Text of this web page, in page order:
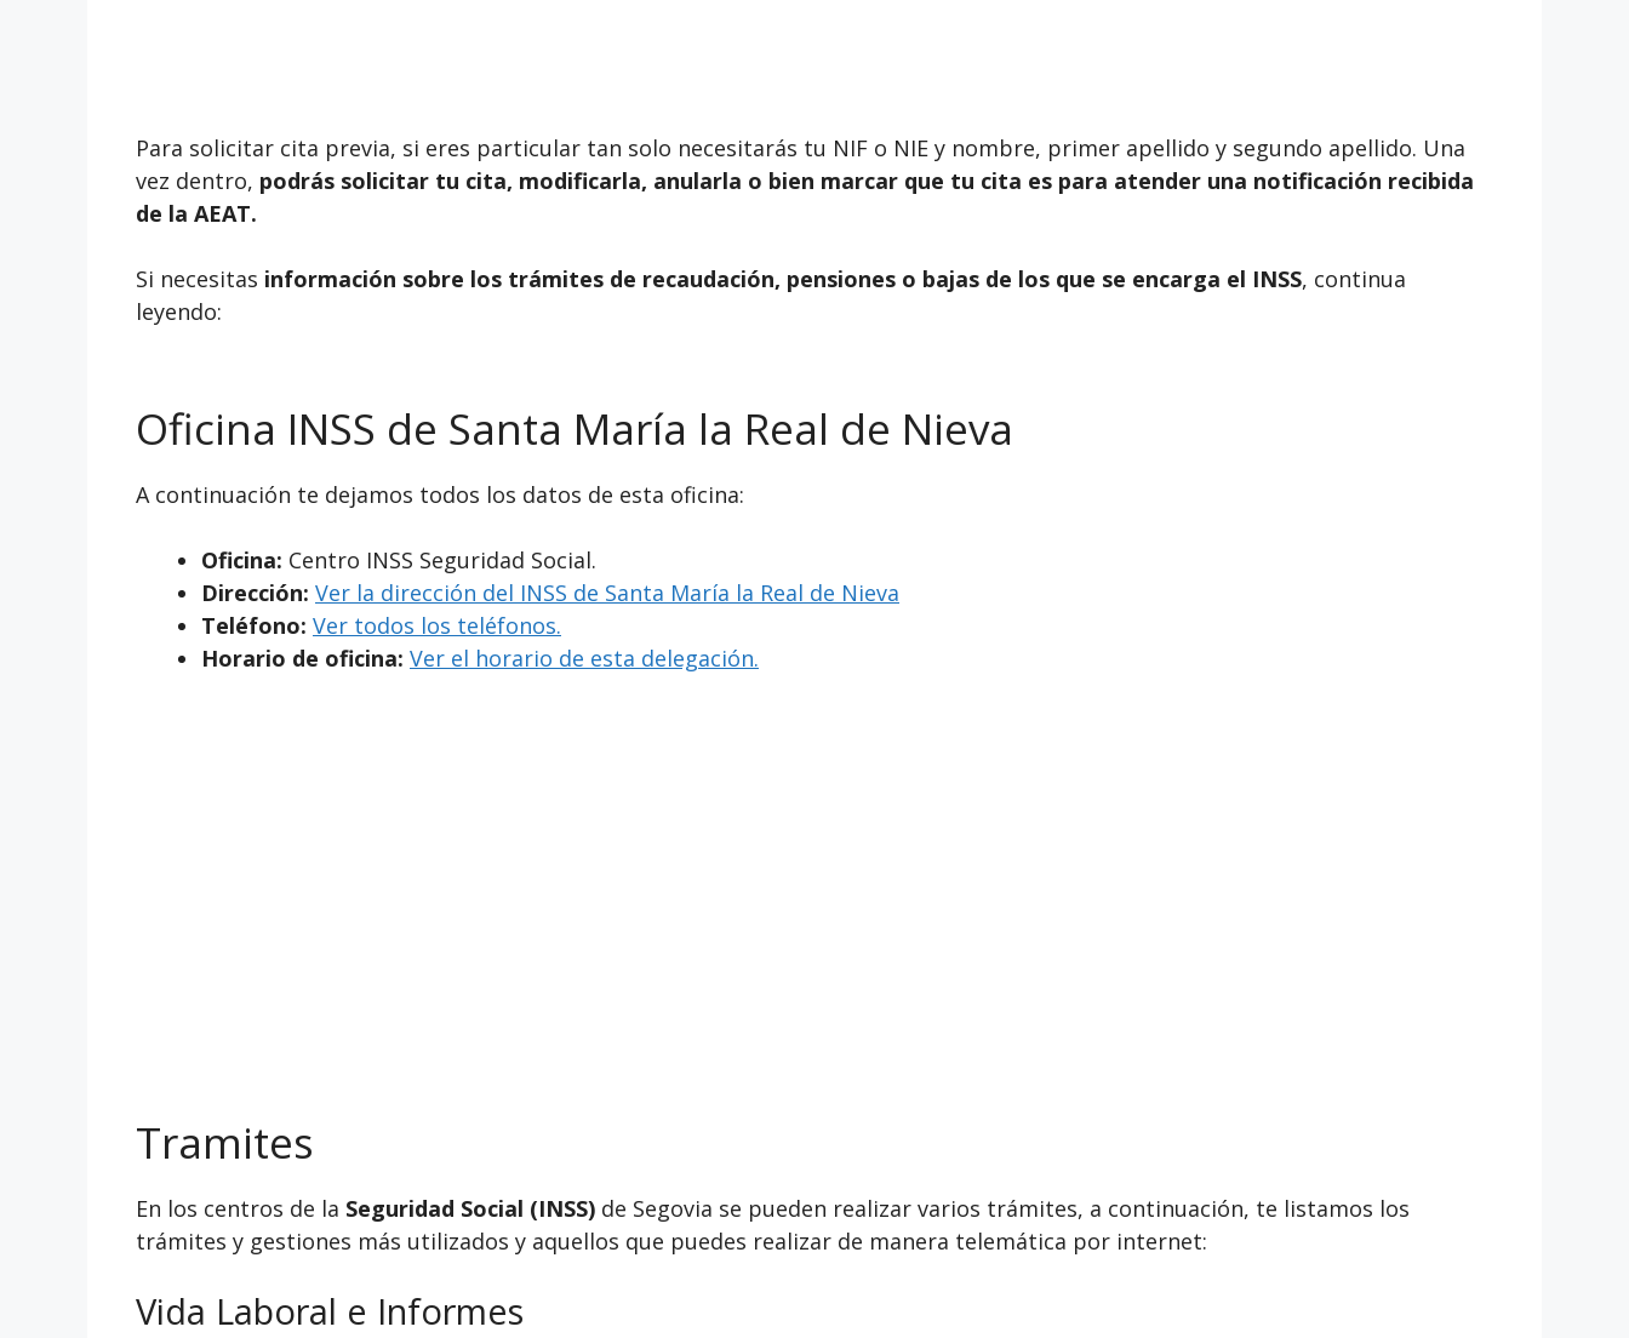
Para solicitar cita previa, si eres particular tan solo necesitarás tu NIF o NIE y nombre, primer apellido y segundo apellido. Una
vez dentro, podrás solicitar tu cita, modificarla, anularla o bien marcar que tu cita es para atender una notificación recibida
de la AEAT.
Si necesitas información sobre los trámites de recaudación, pensiones o bajas de los que se encarga el INSS, continua
leyendo:
Oficina INSS de Santa María la Real de Nieva
A continuación te dejamos todos los datos de esta oficina:
Oficina: Centro INSS Seguridad Social.
Dirección: Ver la dirección del INSS de Santa María la Real de Nieva
Teléfono: Ver todos los teléfonos.
Horario de oficina: Ver el horario de esta delegación.
Tramites
En los centros de la Seguridad Social (INSS) de Segovia se pueden realizar varios trámites, a continuación, te listamos los
trámites y gestiones más utilizados y aquellos que puedes realizar de manera telemática por internet:
Vida Laboral e Informes